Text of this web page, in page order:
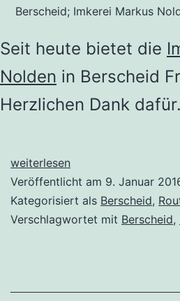
Berscheid; Imkerei Markus
Seit heute bietet die
Nolden in Berscheid
Herzlichen Dank dafür.
Neu
dabei:
Imkerei
Markus
weiterlesen
Veröffentlicht am 9. Januar
Kategorisiert als Berscheid,
Verschlagwortet mit Berscheid,